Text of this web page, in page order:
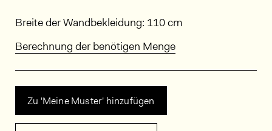
Abmessungen
Breite der Wandbekleidung: 110 cm
Berechnung der benötigen Menge
Zu 'Meine Muster' hinzufügen